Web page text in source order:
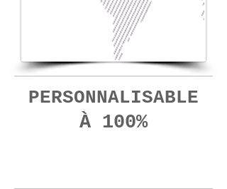
PERSONNALISABLE
À 100%